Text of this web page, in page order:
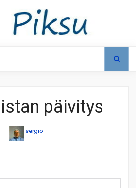
päivitys
sergio